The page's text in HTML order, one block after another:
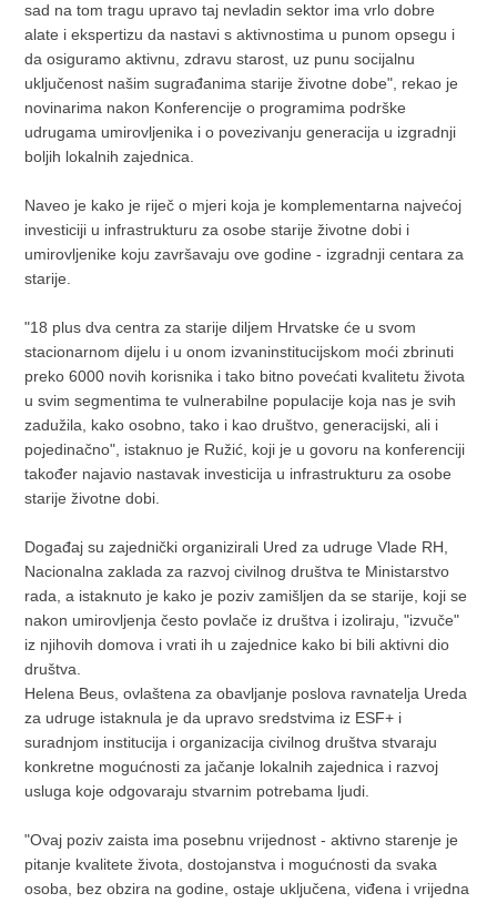
sad na tom tragu upravo taj nevladin sektor ima vrlo dobre
alate i ekspertizu da nastavi s aktivnostima u punom opsegu i
da osiguramo aktivnu, zdravu starost, uz punu socijalnu
uključenost našim sugrađanima starije životne dobe", rekao je
novinarima nakon Konferencije o programima podrške
udrugama umirovljenika i o povezivanju generacija u izgradnji
boljih lokalnih zajednica.
Naveo je kako je riječ o mjeri koja je komplementarna najvećoj
investiciji u infrastrukturu za osobe starije životne dobi i
umirovljenike koju završavaju ove godine - izgradnji centara za
starije.
"18 plus dva centra za starije diljem Hrvatske će u svom
stacionarnom dijelu i u onom izvaninstitucijskom moći zbrinuti
preko 6000 novih korisnika i tako bitno povećati kvalitetu života
u svim segmentima te vulnerabilne populacije koja nas je svih
zadužila, kako osobno, tako i kao društvo, generacijski, ali i
pojedinačno", istaknuo je Ružić, koji je u govoru na konferenciji
također najavio nastavak investicija u infrastrukturu za osobe
starije životne dobi.
Događaj su zajednički organizirali Ured za udruge Vlade RH,
Nacionalna zaklada za razvoj civilnog društva te Ministarstvo
rada, a istaknuto je kako je poziv zamišljen da se starije, koji se
nakon umirovljenja često povlače iz društva i izoliraju, "izvuče"
iz njihovih domova i vrati ih u zajednice kako bi bili aktivni dio
društva.
Helena Beus, ovlaštena za obavljanje poslova ravnatelja Ureda
za udruge istaknula je da upravo sredstvima iz ESF+ i
suradnjom institucija i organizacija civilnog društva stvaraju
konkretne mogućnosti za jačanje lokalnih zajednica i razvoj
usluga koje odgovaraju stvarnim potrebama ljudi.
"Ovaj poziv zaista ima posebnu vrijednost - aktivno starenje je
pitanje kvalitete života, dostojanstva i mogućnosti da svaka
osoba, bez obzira na godine, ostaje uključena, viđena i vrijedna